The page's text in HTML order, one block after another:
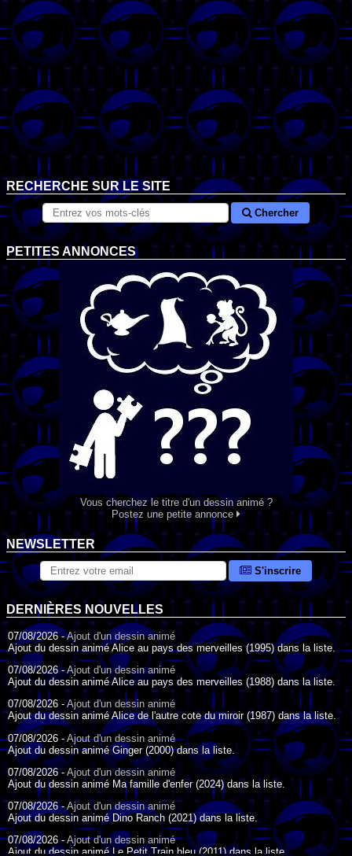
RECHERCHE SUR LE SITE
Chercher
PETITES ANNONCES
Vous cherchez le titre d'un dessin animé ?
Postez une petite annonce
NEWSLETTER
S'inscrire
DERNIÈRES NOUVELLES
07/08/2026 -Ajout d'un dessin animé
Ajout du dessin animé Alice au pays des merveilles (1995) dans la liste.
07/08/2026 -Ajout d'un dessin animé
Ajout du dessin animé Alice au pays des merveilles (1988) dans la liste.
07/08/2026 - Ajout d'un dessin animé
Ajout du dessin animé Alice de l'autre cote du miroir (1987) dans la liste.
07/08/2026 - Ajout d'un dessin animé
Ajout du dessin animé Ginger (2000) dans la liste.
07/08/2026 -Ajout d'un dessin animé
Ajout du dessin animé Ma famille d'enfer (2024) dans la liste.
07/08/2026 -Ajout d'un dessin animé
Ajout du dessin animé Dino Ranch (2021) dans la liste.
07/08/2026 - Ajout d'un dessin animé
Ajout du dessin animé Le Petit Train bleu (2011) dans la liste.